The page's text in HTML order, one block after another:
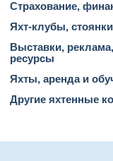
Страхование,
Яхт-клубы,
Выставки,
ресурсы
Яхты, аренда и
Другие яхтенные